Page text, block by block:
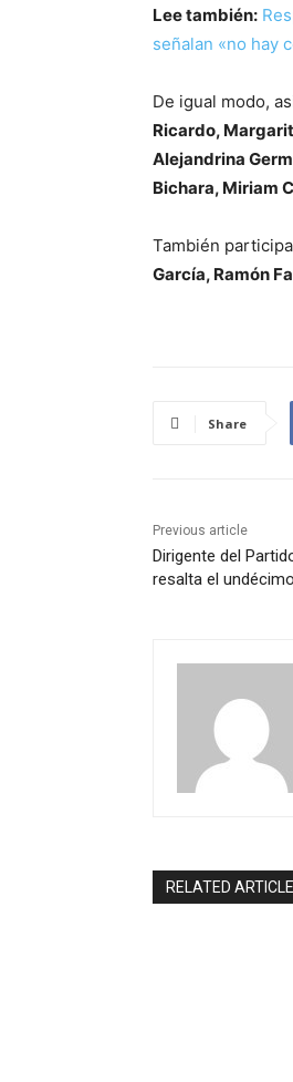
Lee también:
señalan «no hay
De igual modo,
Ricardo,
Alejandrina
Bichara, Miriam
También
García, Ramón
Share
Previous article
Dirigente del
resalta el
RELATED